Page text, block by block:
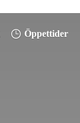
Öppettider